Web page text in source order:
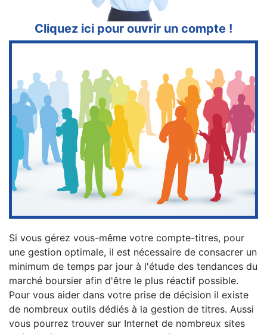
Cliquez ici pour ouvrir un compte !
Si vous gérez vous-même votre compte-titres, pour
une gestion optimale, il est nécessaire de consacrer un
minimum de temps par jour à l'étude des tendances du
marché boursier afin d'être le plus réactif possible.
Pour vous aider dans votre prise de décision il existe
de nombreux outils dédiés à la gestion de titres. Aussi
vous pourrez trouver sur Internet de nombreux sites